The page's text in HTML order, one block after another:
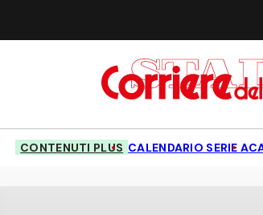
CONTENUTI PLUS CALENDARIO SERIE A